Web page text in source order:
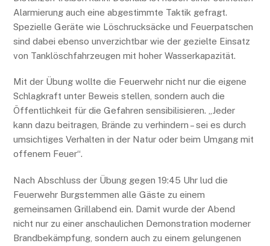
Alarmierung auch eine abgestimmte Taktik gefragt.
Spezielle Geräte wie Löschrucksäcke und Feuerpatschen
sind dabei ebenso unverzichtbar wie der gezielte Einsatz
von Tanklöschfahrzeugen mit hoher Wasserkapazität.
Mit der Übung wollte die Feuerwehr nicht nur die eigene
Schlagkraft unter Beweis stellen, sondern auch die
Öffentlichkeit für die Gefahren sensibilisieren. „Jeder
kann dazu beitragen, Brände zu verhindern – sei es durch
umsichtiges Verhalten in der Natur oder beim Umgang mit
offenem Feuer“.
Nach Abschluss der Übung gegen 19:45 Uhr lud die
Feuerwehr Burgstemmen alle Gäste zu einem
gemeinsamen Grillabend ein. Damit wurde der Abend
nicht nur zu einer anschaulichen Demonstration moderner
Brandbekämpfung, sondern auch zu einem gelungenen